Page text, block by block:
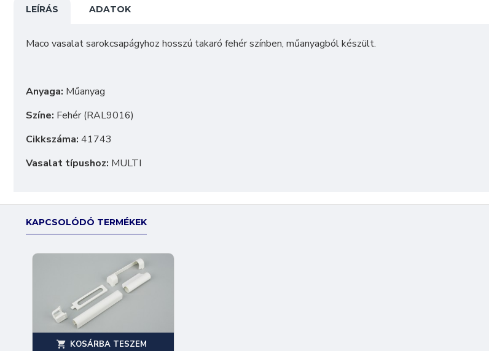
LEÍRÁS ADATOK
Maco vasalat sarokcsapágyhoz hosszú takaró fehér színben, műanyagból készült.
Anyaga: Műanyag
Színe: Fehér (RAL9016)
Cikkszáma: 41743
Vasalat típushoz: MULTI
KAPCSOLÓDÓ TERMÉKEK
KOSÁRBA TESZEM